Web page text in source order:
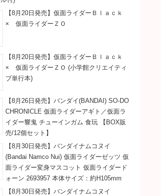
【8月20日発売】仮面ライダーＢｌａｃｋ
× 仮面ライダーＺＯ
【8月20日発売】仮面ライダーＢｌａｃｋ
× 仮面ライダーＺＯ (小学館クリエイティ
ブ単行本)
【8月26日発売】バンダイ(BANDAI) SO-DO
CHRONICLE 仮面ライダーアギト／仮面ラ
イダー響鬼 チューインガム 食玩 【BOX販
売/12個セット】
【8月30日発売】バンダイナムコヌイ
(Bandai Namco Nui) 仮面ライダーゼッツ 仮
面ライダー変身マスコット 仮面ライダード
ォーン 2693957 本体サイズ：約H105mm
【8月30日発売】バンダイナムコヌイ